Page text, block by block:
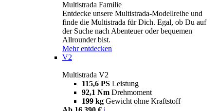
Multistrada Familie
Entdecke unsere Multistrada-Modellreihe und
finde die Multistrada für Dich. Egal, ob Du auf
der Suche nach Abenteuer oder bequemen
Allrounder bist.
Mehr entdecken
V2
Multistrada V2
115,6 PS Leistung
92,1 Nm Drehmoment
199 kg Gewicht ohne Kraftstoff